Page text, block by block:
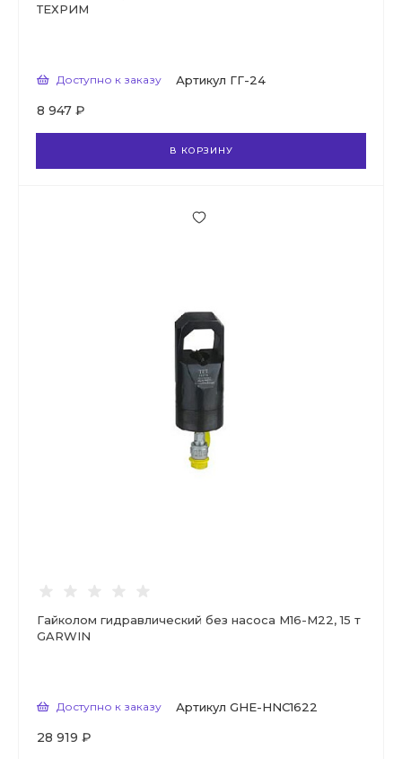
ТЕХРИМ
Доступно к заказу Артикул ГГ-24
8 947 ₽
В КОРЗИНУ
Гайколом гидравлический без насоса М16-M22, 15 т
GARWIN
Доступно к заказу Артикул GHE-HNC1622
28 919 ₽